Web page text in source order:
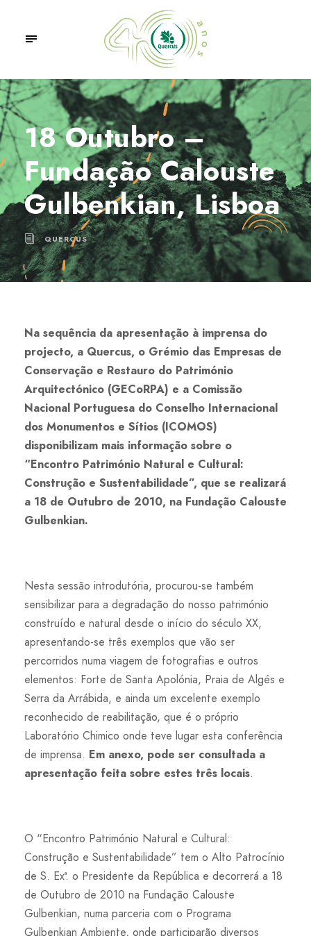
18 Outubro –
Fundação Calouste
Gulbenkian, Lisboa
QUERCUS
Na sequência da apresentação à imprensa do
projecto, a Quercus, o Grémio das Empresas de
Conservação e Restauro do Património
Arquitectónico (GECoRPA) e a Comissão
Nacional Portuguesa do Conselho Internacional
dos Monumentos e Sítios (ICOMOS)
disponibilizam mais informação sobre o
“Encontro Património Natural e Cultural:
Construção e Sustentabilidade”, que se realizará
a 18 de Outubro de 2010, na Fundação Calouste
Gulbenkian.
Nesta sessão introdutória, procurou-se também
sensibilizar para a degradação do nosso património
construído e natural desde o início do século XX,
apresentando-se três exemplos que vão ser
percorridos numa viagem de fotografias e outros
elementos: Forte de Santa Apolónia, Praia de Algés e
Serra da Arrábida, e ainda um excelente exemplo
reconhecido de reabilitação, que é o próprio
Laboratório Chimico onde teve lugar esta conferência
de imprensa. Em anexo, pode ser consultada a
apresentação feita sobre estes três locais.
O “Encontro Património Natural e Cultural:
Construção e Sustentabilidade” tem o Alto Patrocínio
de S. Exª. o Presidente da República e decorrerá a 18
de Outubro de 2010 na Fundação Calouste
Gulbenkian, numa parceria com o Programa
Gulbenkian Ambiente, onde participarão diversos